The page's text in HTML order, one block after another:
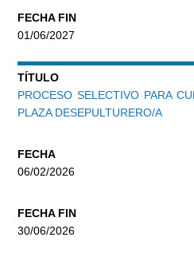
FECHA FIN
01/06/2027
TÍTULO
PROCESO SELECTIVO PARA
PLAZA DESEPULTURERO/A
FECHA
06/02/2026
FECHA FIN
30/06/2026